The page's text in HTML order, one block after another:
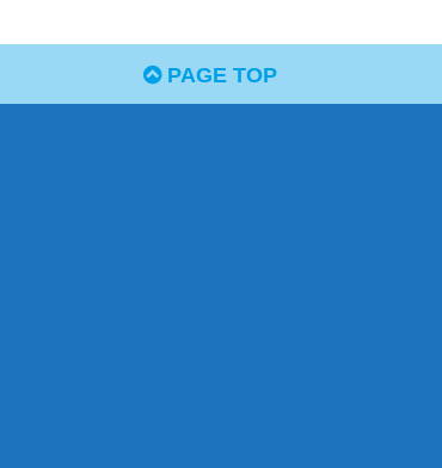
PAGE TOP